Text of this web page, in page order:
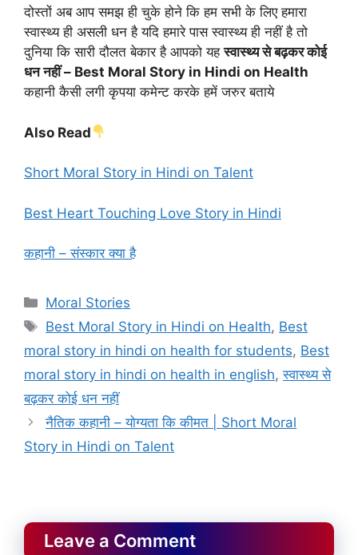
दोस्तों अब आप समझ ही चुके होने कि हम सभी के लिए हमारा
स्वास्थ्य ही असली धन है यदि हमारे पास स्वास्थ्य ही नहीं है तो
दुनिया कि सारी दौलत बेकार है आपको यहस्वास्थ्य से बढ़कर कोई
धन नहीं – Best Moral Story in Hindi on Health
कहानी कैसी लगी कृपया कमेन्ट करके हमें जरुर बताये
Also Read
Short Moral Story in Hindi on Talent
Best Heart Touching Love Story in Hindi
कहानी – संस्कार क्या है
Categories
Moral Stories
Tags
Best Moral Story in Hindi on Health, Best
moral story in hindi on health for students, Best
moral story in hindi on health in english,स्वास्थ्य से
बढ़कर कोई धन नहीं
नैतिक कहानी – योग्यता कि कीमत | Short Moral
Story in Hindi on Talent
Leave a Comment